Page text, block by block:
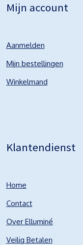
Mijn account
Aanmelden
Mijn bestellingen
Winkelmand
Klantendienst
Home
Contact
Over Elluminé
Veilig Betalen